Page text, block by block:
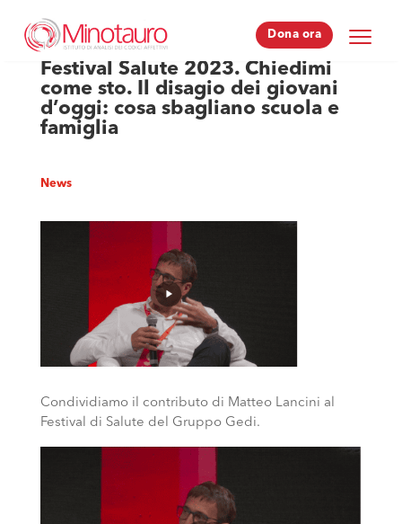
Dona ora
Dona ora
Festival Salute 2023. Chiedimi
come sto. Il disagio dei giovani
d’oggi: cosa sbagliano scuola e
famiglia
News
Condividiamo il contributo di Matteo Lancini al
Festival di Salute del Gruppo Gedi.